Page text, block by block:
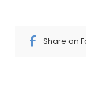
Share on